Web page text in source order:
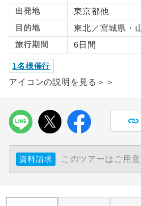
出発地 東京都他
目的地 東北／宮城県・
旅行期間 6日間
1名様催行
アイコンの説明を見る＞＞
資料請求 このツアーはご用
年齢制限あり
ご参加にあたり年
です。
航空会社指定
利用航空会社が指
画にとても便利で
ホテル指定
す。
ス2席利用
す。